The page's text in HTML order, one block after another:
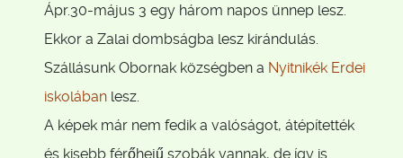
Ápr.30-május 3 egy három napos ünnep lesz.
Ekkor a Zalai dombságba lesz kirándulás.
Szállásunk Obornak községben a Nyitnikék Erdei
iskolában lesz.
A képek már nem fedik a valóságot, átépítették
és kisebb férőhejű szobák vannak, de így is